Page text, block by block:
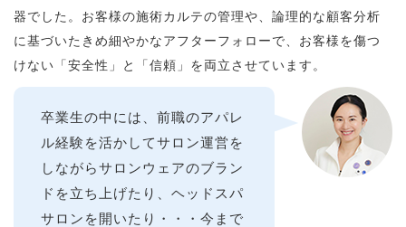
器でした。お客様の施術カルテの管理や、論理的な顧客分析
に基づいたきめ細やかなアフターフォローで、お客様を傷つ
けない「安全性」と「信頼」を両立させています。
卒業生の中には、前職のアパレ
ル経験を活かしてサロン運営を
しながらサロンウェアのブラン
ドを立ち上げたり、ヘッドスパ
サロンを開いたり・・・今まで